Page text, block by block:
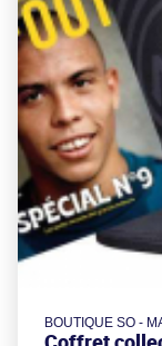
BOUTIQUE SO -